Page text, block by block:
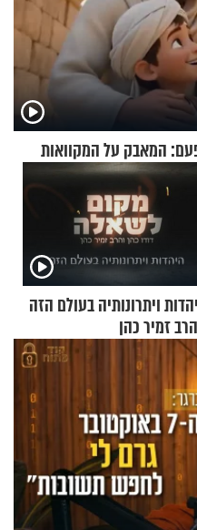
המאבק על המקוואות
ויתרונותיה בעולם הזה
זמיר כהן